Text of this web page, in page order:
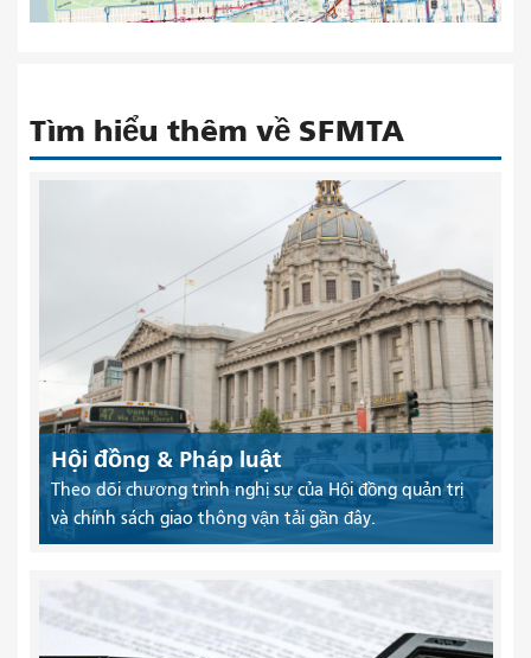
Tìm hiểu thêm về SFMTA
Hội đồng & Pháp luật
Theo dõi chương trình nghị sự của Hội đồng quản trị
và chính sách giao thông vận tải gần đây.